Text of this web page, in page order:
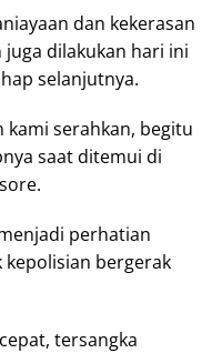
dan kekerasan
dilakukan hari ini
selanjutnya.
kami serahkan, begitu
saat ditemui di
perhatian
kepolisian bergerak
tersangka